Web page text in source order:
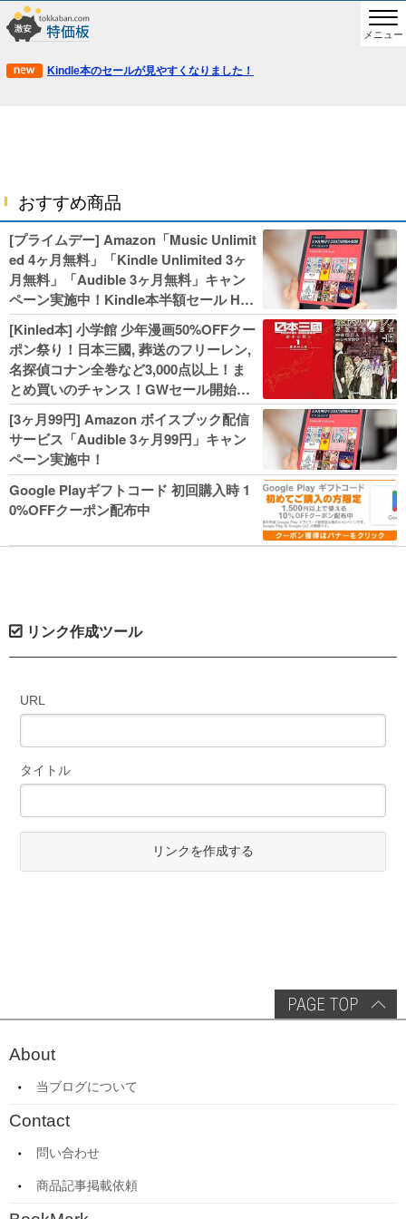
メニュー
Kindle本のセールが見やすくなりました！
おすすめ商品
[プライムデー] Amazon「Music Unlimit
ed 4ヶ月無料」「Kindle Unlimited 3ヶ
月無料」「Audible 3ヶ月無料」キャン
ペーン実施中！Kindle本半額セール HU
NTER×HUNTERなど集英社、無職転生,
幼女戦記などKADOKAWA、キャプテン
翼100円セールも！
[Kinled本] 小学館 少年漫画50%OFFクー
ポン祭り！日本三國, 葬送のフリーレン,
名探偵コナン全巻など3,000点以上！ま
とめ買いのチャンス！GWセール開始！
人気コミック多数 カドカワ祭やIT関連本
がセールに！
[3ヶ月99円] Amazon ボイスブック配信
サービス「Audible 3ヶ月99円」キャン
ペーン実施中！
Google Playギフトコード 初回購入時 1
0%OFFクーポン配布中
リンク作成ツール
URL
タイトル
リンクを作成する
About
当ブログについて
Contact
問い合わせ
商品記事掲載依頼